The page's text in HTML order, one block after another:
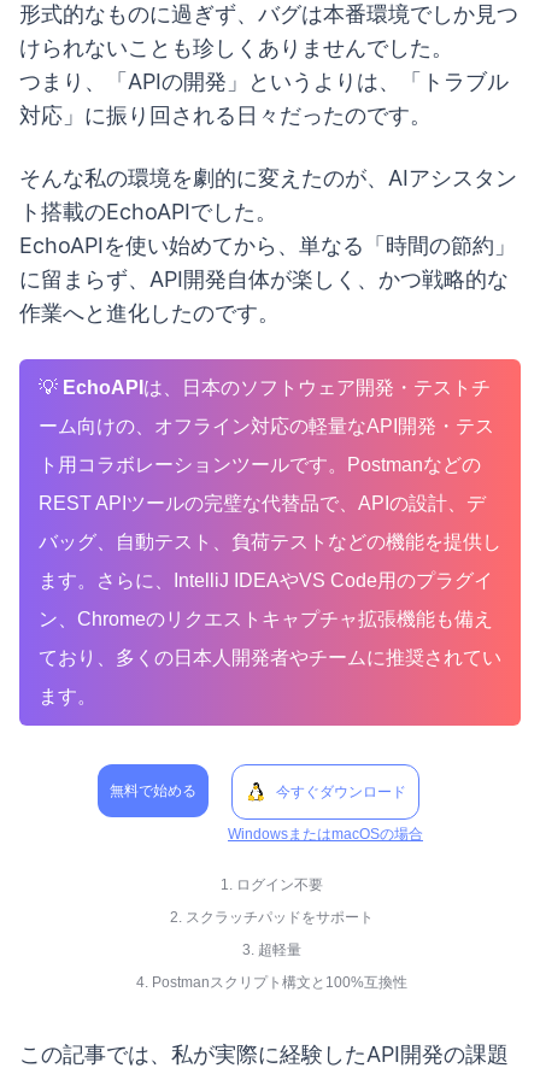
形式的なものに過ぎず、バグは本番環境でしか見つ
けられないことも珍しくありませんでした。
つまり、「APIの開発」というよりは、「トラブル
対応」に振り回される日々だったのです。
そんな私の環境を劇的に変えたのが、AIアシスタン
ト搭載のEchoAPIでした。
EchoAPIを使い始めてから、単なる「時間の節約」
に留まらず、API開発自体が楽しく、かつ戦略的な
作業へと進化したのです。
💡 EchoAPI は、日本のソフトウェア開発・テストチ
ーム向けの、オフライン対応の軽量なAPI開発・テス
ト用コラボレーションツールです。Postmanなどの
REST APIツールの完璧な代替品で、APIの設計、デ
バッグ、自動テスト、負荷テストなどの機能を提供し
ます。さらに、IntelliJ IDEAやVS Code用のプラグイ
ン、Chromeのリクエストキャプチャ拡張機能も備え
ており、多くの日本人開発者やチームに推奨されてい
ます。
無料で始める 今すぐダウンロード
WindowsまたはmacOSの場合
1. ログイン不要
2. スクラッチパッドをサポート
3. 超軽量
4. Postmanスクリプト構文と100%互換性
この記事では、私が実際に経験したAPI開発の課題